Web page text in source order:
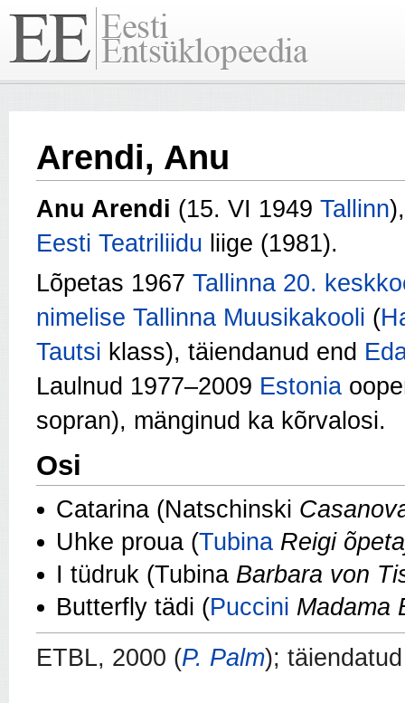
Arendi, Anu
Anu Arendi (15. VI 1949 Tallinn
Eesti Teatriliidu liige (1981).
Lõpetas 1967 Tallinna 20.
nimelise Tallinna Muusikakooli (
Tautsi klass), täiendanud end
Laulnud 1977–2009 Estonia
sopran), mänginud ka kõrvalosi.
Osi
Catarina (Natschinski
Uhke proua (Tubina Reigi
I tüdruk (Tubina Barbara von
Butterfly tädi (Puccini Madama
ETBL, 2000 (P. Palm);